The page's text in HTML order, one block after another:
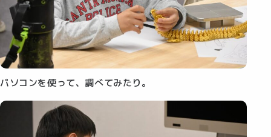
パソコンを使って、調べてみたり。